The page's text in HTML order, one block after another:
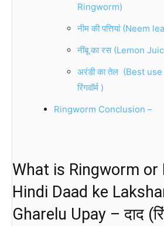
Ringworm)
नीम की पत्तियां (Neem
नींबू का रस (Lemon
अरंडी का तेल (Best
रिंगवॉर्म )
Ringworm Conclusion –
What is Ringworm or
Hindi Daad ke
Gharelu Upay – दाद